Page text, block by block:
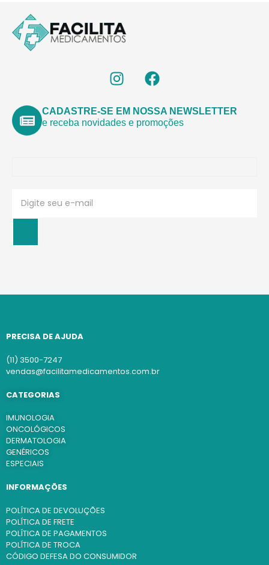
CADASTRE-SE EM NOSSA NEWSLETTER
e receba novidades e promoções
PRECISA DE AJUDA
(11) 3500-7247
vendas@facilitamedicamentos.com.br
CATEGORIAS
IMUNOLOGIA
ONCOLÓGICOS
DERMATOLOGIA
GENÉRICOS
ESPECIAIS
INFORMAÇÕES
POLÍTICA DE DEVOLUÇÕES
POLÍTICA DE FRETE
POLÍTICA DE PAGAMENTOS
POLÍTICA DE TROCA
CÓDIGO DEFESA DO CONSUMIDOR